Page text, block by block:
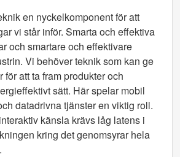
en nyckelkomponent för att
vi står inför. Smarta och effektiva
och smartare och effektivare
Vi behöver teknik som kan ge
att ta fram produkter och
sätt. Här spelar mobil
datadrivna tjänster en viktig roll.
känsla krävs låg latens i
kring det genomsyrar hela